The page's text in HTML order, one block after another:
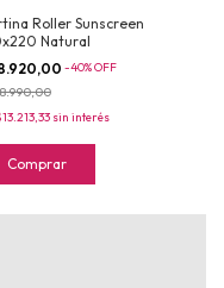
Roller Sunscreen
Natural
-40%OFF
sin interés
Comprar